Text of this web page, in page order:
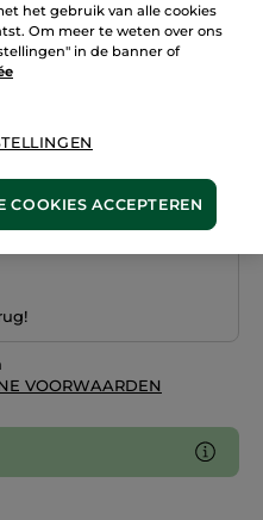
VOORWAARDEN
het gebruik van alle cookies
Om meer te weten over ons
in de banner of
COOKIES ACCEPTEREN